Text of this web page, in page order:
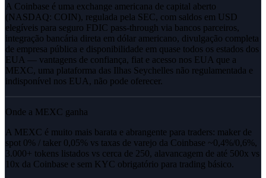
A Coinbase é uma exchange americana de capital aberto
(NASDAQ: COIN), regulada pela SEC, com saldos em USD
elegíveis para seguro FDIC pass-through via bancos parceiros,
integração bancária direta em dólar americano, divulgação completa
de empresa pública e disponibilidade em quase todos os estados dos
EUA — vantagens de confiança, fiat e acesso nos EUA que a
MEXC, uma plataforma das Ilhas Seychelles não regulamentada e
indisponível nos EUA, não pode oferecer.
Onde a MEXC ganha
A MEXC é muito mais barata e abrangente para traders: maker de
spot 0% / taker 0,05% vs taxas de varejo da Coinbase ~0,4%/0,6%,
3.000+ tokens listados vs cerca de 250, alavancagem de até 500x vs
10x da Coinbase e sem KYC obrigatório para trading básico.